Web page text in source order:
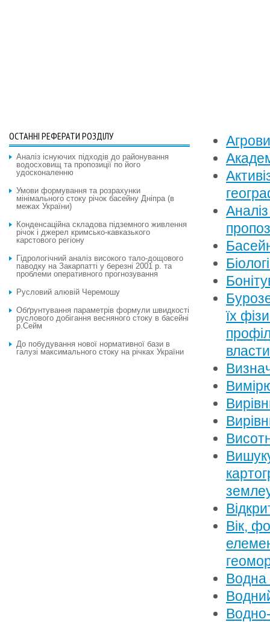
їх
Вік,
Водна
ОСТАННІ РЕФЕРАТИ РОЗДІЛУ
Аналіз існуючих підходів до районування
водосховищ та пропозиції по його
удосконаленню
Умови формування та розрахунки
мінімального стоку річок басейну Дніпра (в
межах України)
Конденсаційна складова підземного живлення
річок і джерел кримсько-кавказького
карстового регіону
Гідрологічний аналіз високого тало-дощового
паводку на Закарпатті у березні 2001 р. та
проблеми оперативного прогнозування
Русловий алювій Черемошу
Обґрунтування параметрів формули швидкості
руслового добігання весняного стоку в басейні
р.Сейм
До побудування нової нормативної бази в
галузі максимального стоку на річках України